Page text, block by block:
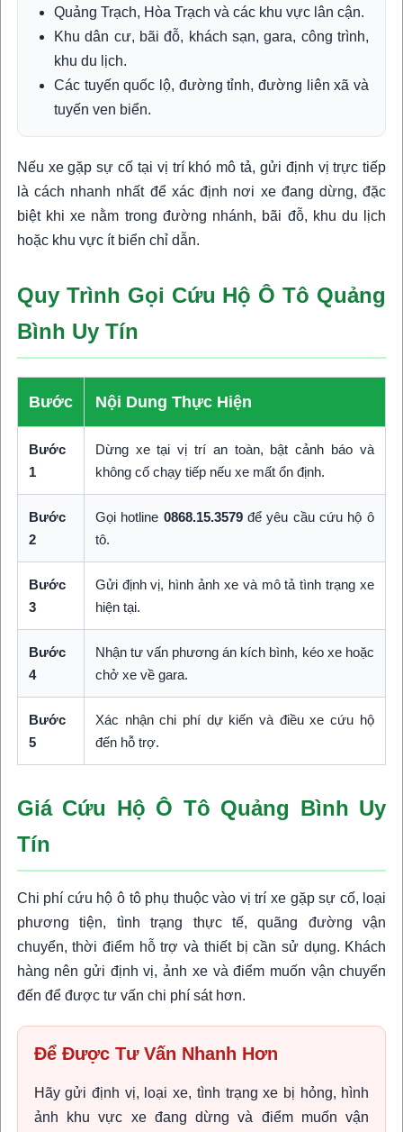
Quảng Trạch, Hòa Trạch và các khu vực lân cận.
Khu dân cư, bãi đỗ, khách sạn, gara, công trình,
khu du lịch.
Các tuyến quốc lộ, đường tỉnh, đường liên xã và
tuyến ven biển.
Nếu xe gặp sự cố tại vị trí khó mô tả, gửi định vị trực tiếp
là cách nhanh nhất để xác định nơi xe đang dừng, đặc
biệt khi xe nằm trong đường nhánh, bãi đỗ, khu du lịch
hoặc khu vực ít biển chỉ dẫn.
Quy Trình Gọi Cứu Hộ Ô Tô Quảng
Bình Uy Tín
Bước Nội Dung Thực Hiện
Bước
1
Dừng xe tại vị trí an toàn, bật cảnh báo và
không cố chạy tiếp nếu xe mất ổn định.
Bước
2
Gọi hotline 0868.15.3579để yêu cầu cứu hộ ô
tô.
Bước
3
Gửi định vị, hình ảnh xe và mô tả tình trạng xe
hiện tại.
Bước
4
Nhận tư vấn phương án kích bình, kéo xe hoặc
chở xe về gara.
Bước
5
Xác nhận chi phí dự kiến và điều xe cứu hộ
đến hỗ trợ.
Giá Cứu Hộ Ô Tô Quảng Bình Uy
Tín
Chi phí cứu hộ ô tô phụ thuộc vào vị trí xe gặp sự cố, loại
phương tiện, tình trạng thực tế, quãng đường vận
chuyển, thời điểm hỗ trợ và thiết bị cần sử dụng. Khách
hàng nên gửi định vị, ảnh xe và điểm muốn vận chuyển
đến để được tư vấn chi phí sát hơn.
Để Được Tư Vấn Nhanh Hơn
Hãy gửi định vị, loại xe, tình trạng xe bị hỏng, hình
ảnh khu vực xe đang dừng và điểm muốn vận